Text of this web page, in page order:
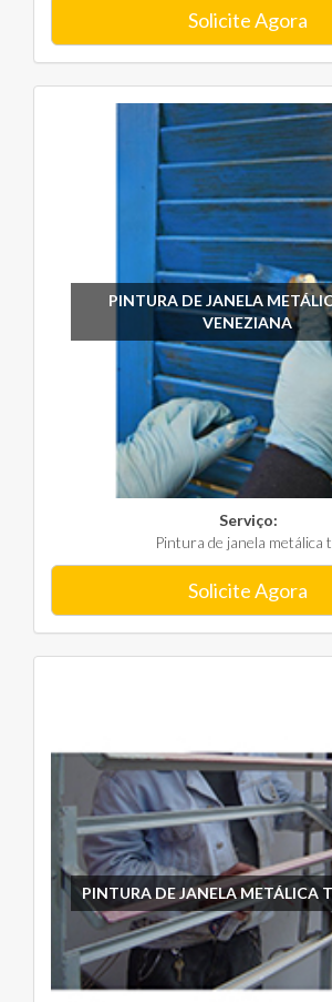
Solicite Agora
PINTURA DE JANELA
VENEZIANA
Serviço:
Pintura de janela metálica
Solicite Agora
PINTURA DE JANELA METÁLICA